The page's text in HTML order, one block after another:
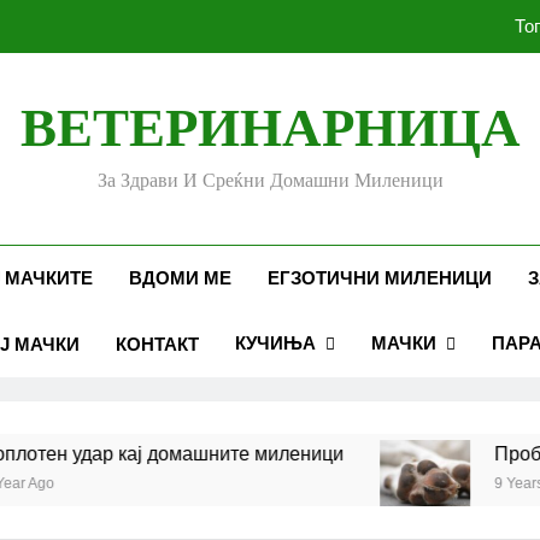
Убоди и угризи од
Стоматолошко здравје
Убоди и угризи од
ВЕТЕРИНАРНИЦА
За Здрави И Среќни Домашни Миленици
МАЧКИТЕ ВДОМИ МЕ ЕГЗОТИЧНИ МИЛЕНИЦИ
МАЧКИ КОНТАКТ КУЧИЊА МАЧКИ
удар кај домашните миленици
9 Years Ago